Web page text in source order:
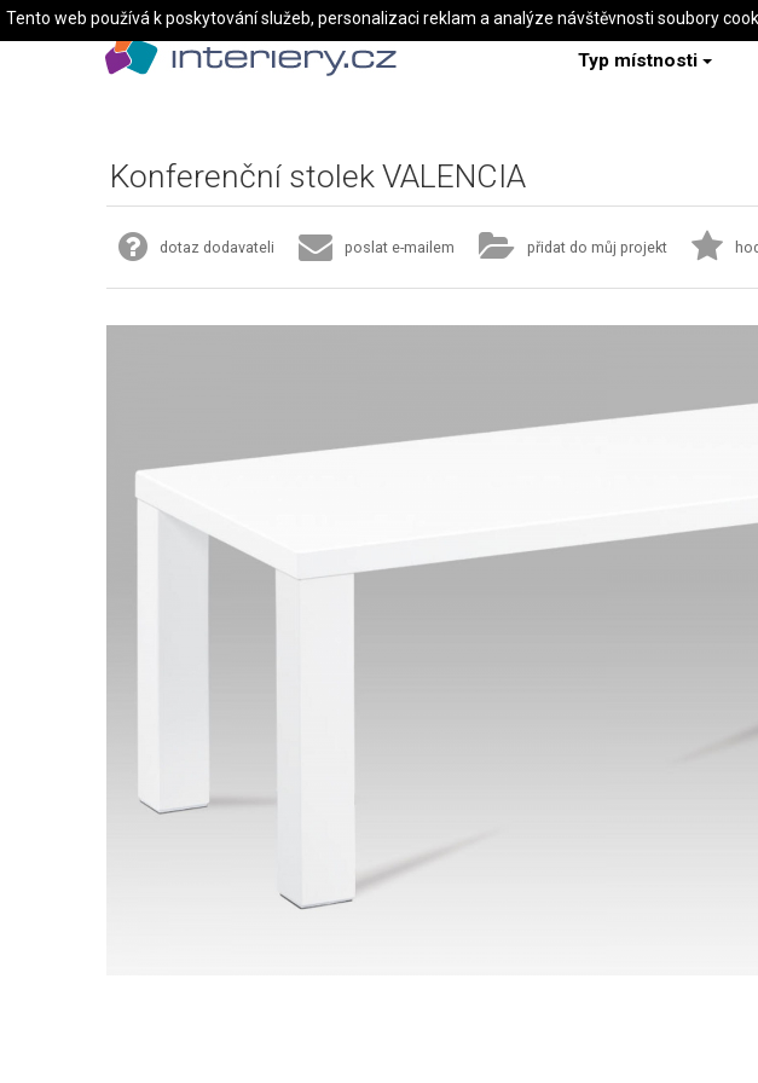
Typ místnosti
Konferenční stolek VALENCIA
dotaz dodavateli poslat e-mailem přidat do můj projekt
Tento web používá k poskytování služeb, personalizaci reklam a analýze návštěvnosti soubory